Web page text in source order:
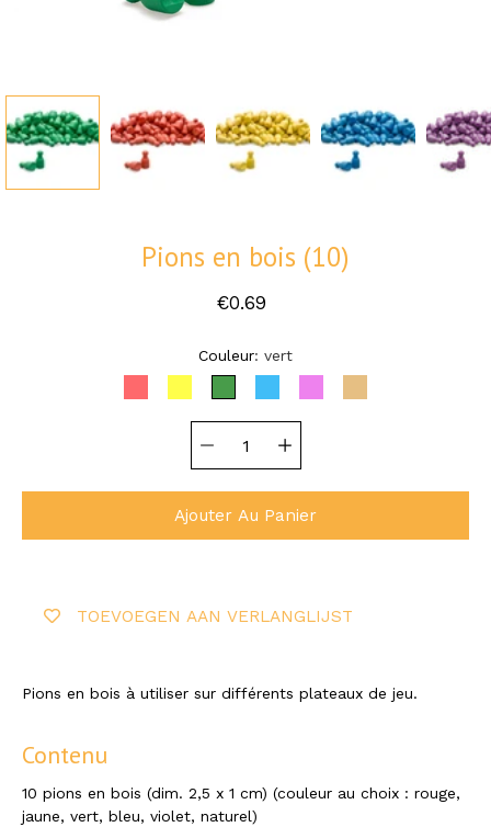
Pions en bois (10)
€0.69
Couleur vert
Sélectionnez une variante
quantité
Ajouter Au Panier
TOEVOEGEN AAN VERLANGLIJST
Pions en bois à utiliser sur différents plateaux de jeu.
Contenu
10 pions en bois (dim. 2,5 x 1 cm) (couleur au choix : rouge,
jaune, vert, bleu, violet, naturel)